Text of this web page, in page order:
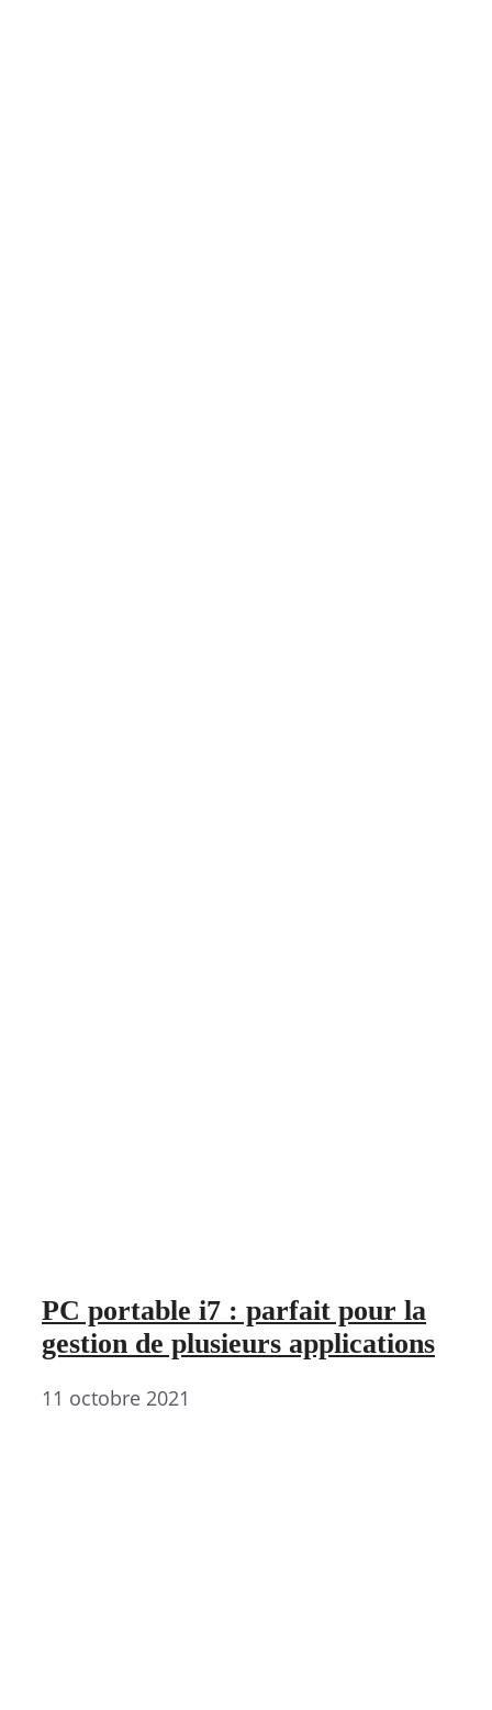
PC portable i7 : parfait pour la
gestion de plusieurs applications
11 octobre 2021